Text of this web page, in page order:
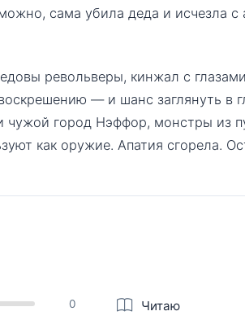
сама убила деда и исчезла с
револьверы, кинжал с
— и шанс заглянуть в
чужой город Нэффор, монстры из
как оружие. Апатия сгорела.
0 Читаю